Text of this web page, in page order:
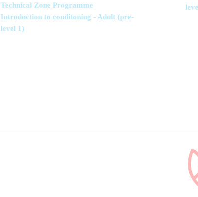
Technical Zone Programme
Introduction to conditoning - Adult (pre-
level 1)